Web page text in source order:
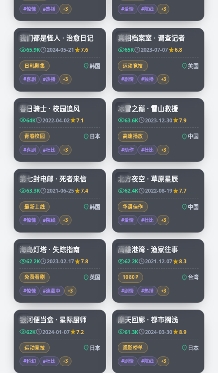
#惊悚 #热播 +3 #爱情 #院线 +3
KR
66:08
我们都是怪人 · 治愈日记
65.9K 2024-05-21 7.6
日韩剧集 韩国
#喜剧 #热播 +3
CN
50:05
真相档案室 · 调查记者
65K 2023-07-07 6.8
运动竞技 美国
#剧情 #独播 +3
JP
73:38
春日骑士 · 校园追风
64K 2022-04-02 7.1
青春校园 日本
#喜剧 #杜比 +3
CN
冰雪之巅 · 雪山救援
63.6K 2023-12-30 7.9
高速播放 中国
#动作 #杜比 +3
KR
99:14
第七封电邮 · 死者来信
63.3K 2021-06-25 7.4
最新上线 韩国
#惊悚 #院线 +3
CN
99:01
北方夜空 · 草原星辰
62.4K 2022-08-19 7.7
华语佳作 中国
#爱情 #杜比 +3
CN
海岛灯塔 · 失踪指南
62.2K 2023-02-17 7.8
免费看剧 英国
#惊悚 #连载中 +3
TW
高雄港湾 · 渔家往事
62.2K 2021-12-07 8.3
1080P 台湾
#剧情 #热播 +3
JP
59:46
银河便当盒 · 星际厨师
62K 2024-01-07 7.2
运动竞技 日本
#科幻 #杜比 +3
JP
45:37
摩天回廊 · 都市搁浅
61.3K 2024-03-30 8.9
观影榜单 日本
#剧情 #院线 +3